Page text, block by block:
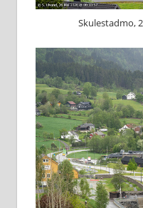
Skulestadmo,